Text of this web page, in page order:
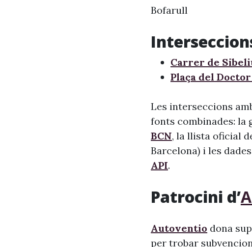
Bofarull
Carrer de
Plaça del
Les interseccions
fonts combinades:
BCN, la llista oficial
Barcelona) i les dades
API.
Patrocini d’
Autoventio dona
per trobar